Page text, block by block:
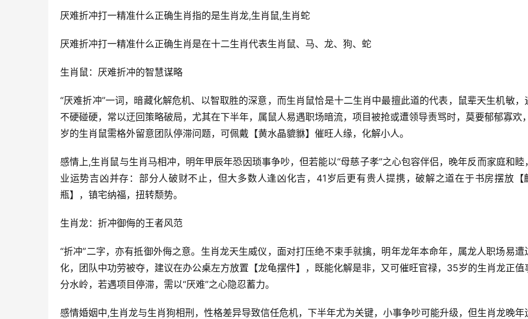
厌难折冲打一精准什么正确生肖指的是生肖龙,生肖鼠,生肖蛇
厌难折冲打一精准什么正确生肖是在十二生肖代表生肖鼠、马、龙、狗、蛇
生肖鼠：厌难折冲的智慧谋略
“厌难折冲”一词，暗藏化解危机、以智取胜的深意，而生肖鼠恰是十二生肖中最擅此道的代表，鼠辈天生机敏，
不硬碰硬，常以迂回策略破局，尤其在下半年，属鼠人易遇职场暗流，项目被抢或遭领导责骂时，莫要郁郁寡欢
岁的生肖鼠需格外留意团队停滞问题，可佩戴【黄水晶貔貅】催旺人缘，化解小人。
感情上,生肖鼠与生肖马相冲，明年甲辰年恐因琐事争吵，但若能以“母慈子孝”之心包容伴侣，晚年反而家庭和睦
业运势吉凶并存：部分人破财不止，但大多数人逢凶化吉，41岁后更有贵人提携，破解之道在于书房摆放【
瓶】，镇宅纳福，扭转颓势。
生肖龙：折冲御侮的王者风范
“折冲”二字，亦有抵御外侮之意。生肖龙天生威仪，面对打压绝不束手就擒，明年龙年本命年，属龙人职场易遭
化，团队中功劳被夺，建议在办公桌左方放置【龙龟摆件】，既能化解是非，又可催旺官禄，35岁的生肖龙正值
分水岭，若遇项目停滞，需以“厌难”之心隐忍蓄力。
感情婚姻中,生肖龙与生肖狗相刑，性格差异导致信任危机，下半年尤为关键，小事争吵可能升级，但生肖龙晚年